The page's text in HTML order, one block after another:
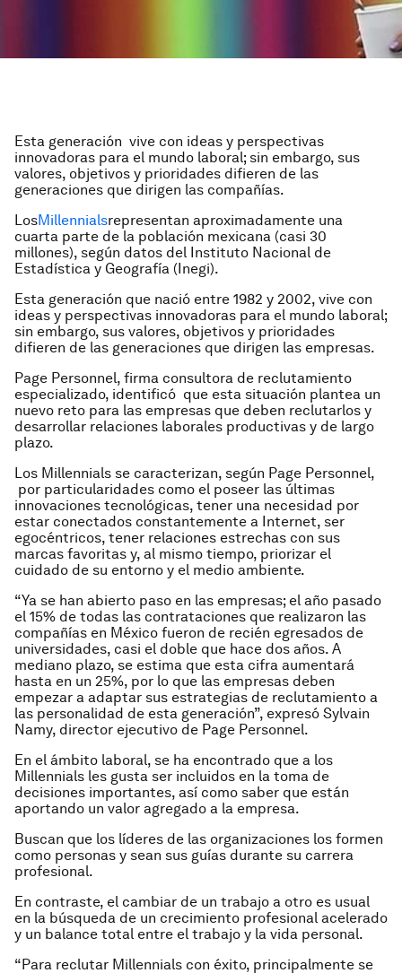
Esta generación vive con ideas y perspectivas
innovadoras para el mundo laboral; sin embargo, sus
valores, objetivos y prioridades difieren de las
generaciones que dirigen las compañías.
LosMillennialsrepresentan aproximadamente una
cuarta parte de la población mexicana (casi 30
millones), según datos del Instituto Nacional de
Estadística y Geografía (Inegi).
Esta generación que nació entre 1982 y 2002, vive con
ideas y perspectivas innovadoras para el mundo laboral;
sin embargo, sus valores, objetivos y prioridades
difieren de las generaciones que dirigen las empresas.
Page Personnel, firma consultora de reclutamiento
especializado, identificó que esta situación plantea un
nuevo reto para las empresas que deben reclutarlos y
desarrollar relaciones laborales productivas y de largo
plazo.
Los Millennials se caracterizan, según Page Personnel,
por particularidades como el poseer las últimas
innovaciones tecnológicas, tener una necesidad por
estar conectados constantemente a Internet, ser
egocéntricos, tener relaciones estrechas con sus
marcas favoritas y, al mismo tiempo, priorizar el
cuidado de su entorno y el medio ambiente.
“Ya se han abierto paso en las empresas; el año pasado
el 15% de todas las contrataciones que realizaron las
compañías en México fueron de recién egresados de
universidades, casi el doble que hace dos años. A
mediano plazo, se estima que esta cifra aumentará
hasta en un 25%, por lo que las empresas deben
empezar a adaptar sus estrategias de reclutamiento a
las personalidad de esta generación”, expresó Sylvain
Namy, director ejecutivo de Page Personnel.
En el ámbito laboral, se ha encontrado que a los
Millennials les gusta ser incluidos en la toma de
decisiones importantes, así como saber que están
aportando un valor agregado a la empresa.
Buscan que los líderes de las organizaciones los formen
como personas y sean sus guías durante su carrera
profesional.
En contraste, el cambiar de un trabajo a otro es usual
en la búsqueda de un crecimiento profesional acelerado
y un balance total entre el trabajo y la vida personal.
“Para reclutar Millennials con éxito, principalmente se